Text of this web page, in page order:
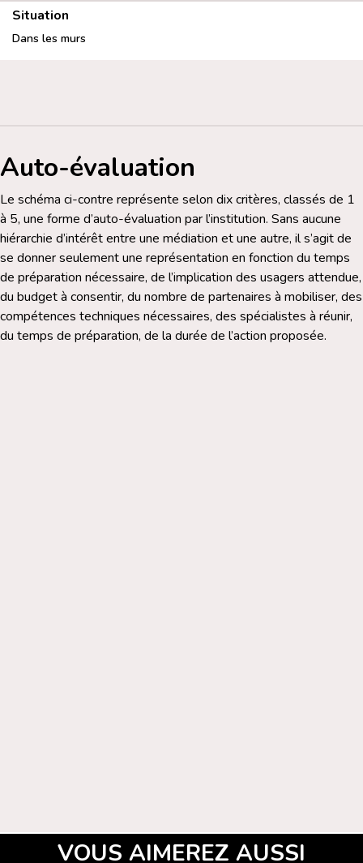
Situation
Dans les murs
Auto-évaluation
Le schéma ci-contre représente selon dix critères, classés de 1
à 5, une forme d’auto-évaluation par l’institution. Sans aucune
hiérarchie d’intérêt entre une médiation et une autre, il s’agit de
se donner seulement une représentation en fonction du temps
de préparation nécessaire, de l’implication des usagers attendue,
du budget à consentir, du nombre de partenaires à mobiliser, des
compétences techniques nécessaires, des spécialistes à réunir,
du temps de préparation, de la durée de l’action proposée.
VOUS AIMEREZ AUSSI